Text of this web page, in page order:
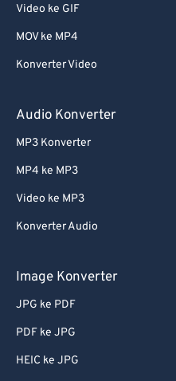
Video ke GIF
MOV ke MP4
Konverter Video
Audio Konverter
MP3 Konverter
MP4 ke MP3
Video ke MP3
Konverter Audio
Image Konverter
JPG ke PDF
PDF ke JPG
HEIC ke JPG